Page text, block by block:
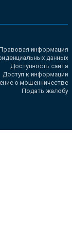
информация
данных
Доступность сайта
Доступ к информации
о мошенничестве
Подать жалобу